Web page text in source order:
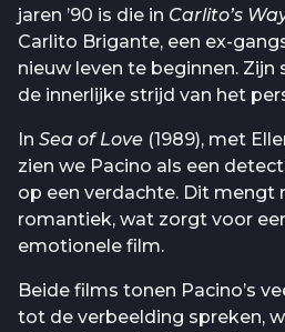
jaren ’90 is die in Carlito’s
Carlito Brigante, een ex-
nieuw leven te beginnen.
de innerlijke strijd van het
In Sea of Love (1989), met
zien we Pacino als een
op een verdachte. Dit mengt
romantiek, wat zorgt voor
emotionele film.
Beide films tonen Pacino’s
tot de verbeelding spreken,